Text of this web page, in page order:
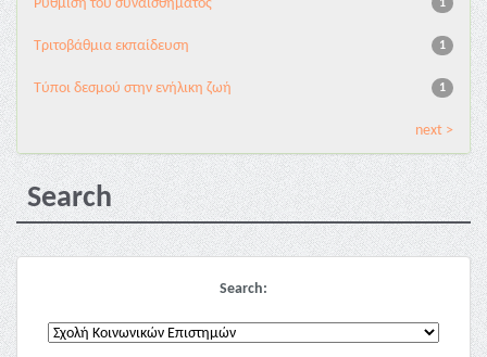
1
Ρύθμιση του συναισθήματος
1
Τριτοβάθμια εκπαίδευση
1
Τύποι δεσμού στην ενήλικη ζωή
next >
Search
Search: